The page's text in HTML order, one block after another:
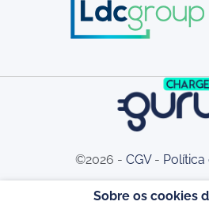
©2026 - CGV- Política
Sobre os cookies